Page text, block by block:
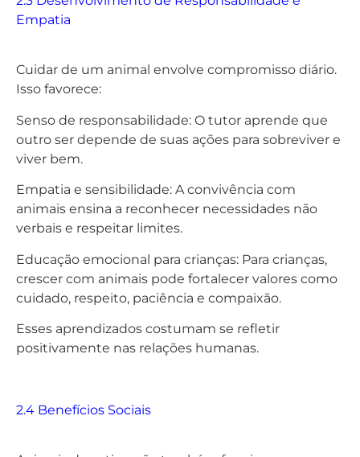
Empatia
Cuidar de um animal envolve compromisso diário.
Isso favorece:
Senso de responsabilidade: O tutor aprende que
outro ser depende de suas ações para sobreviver e
viver bem.
Empatia e sensibilidade: A convivência com
animais ensina a reconhecer necessidades não
verbais e respeitar limites.
Educação emocional para crianças: Para crianças,
crescer com animais pode fortalecer valores como
cuidado, respeito, paciência e compaixão.
Esses aprendizados costumam se refletir
positivamente nas relações humanas.
2.4 Benefícios Sociais